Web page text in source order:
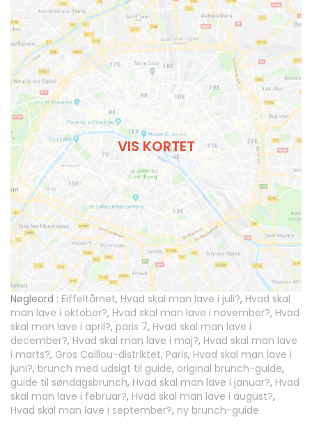
VIS KORTET
Nøgleord : Eiffeltårnet, Hvad skal man lave i juli?, Hvad skal
man lave i oktober?, Hvad skal man lave i november?, Hvad
skal man lave i april?, paris 7, Hvad skal man lave i
december?, Hvad skal man lave i maj?, Hvad skal man lave
i marts?, Gros Caillou-distriktet, Paris, Hvad skal man lave i
juni?, brunch med udsigt til guide, original brunch-guide,
guide til søndagsbrunch, Hvad skal man lave i januar?, Hvad
skal man lave i februar?, Hvad skal man lave i august?,
Hvad skal man lave i september?, ny brunch-guide